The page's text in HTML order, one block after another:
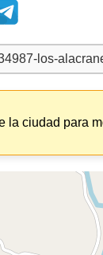
la ciudad para